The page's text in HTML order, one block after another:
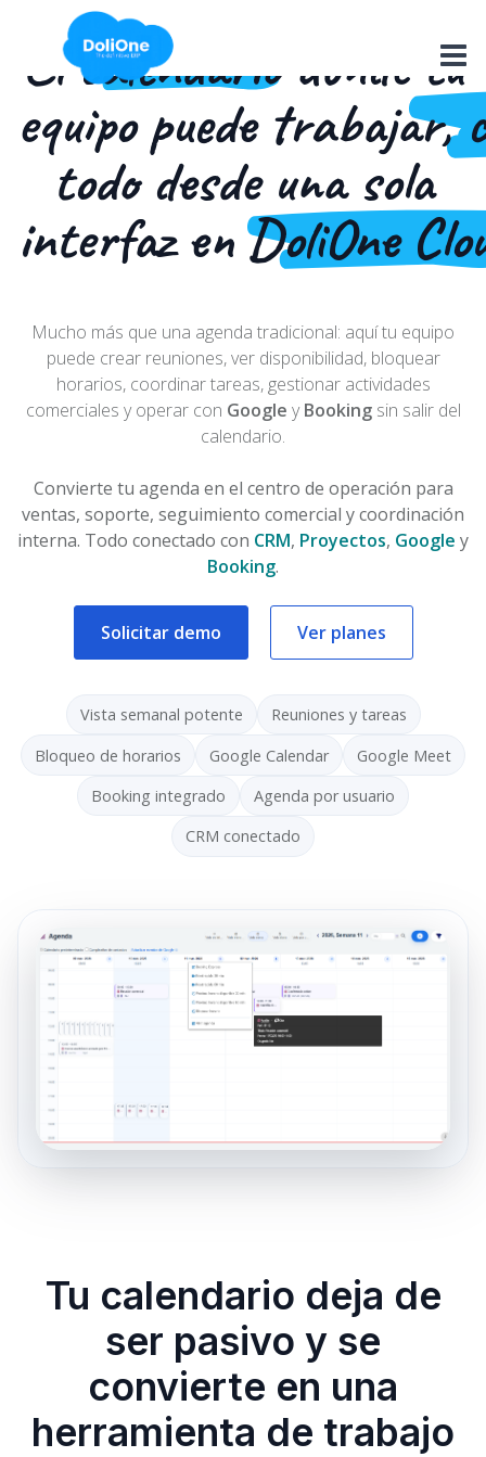
Ir al contenido
Elcalendariodonde tu
equipo puede trabajar,
todo desde una sola
interfaz enDoliOne
Mucho más que una agenda tradicional: aquí tu equipo
puede crear reuniones, ver disponibilidad, bloquear
horarios, coordinar tareas, gestionar actividades
comerciales y operar con Google yBookingsin salir del
calendario.
Convierte tu agenda en el centro de operación para
ventas, soporte, seguimiento comercial y coordinación
interna. Todo conectado con CRM, Proyectos, Google y
Booking.
Solicitar demo Ver planes
Vista semanal potente
Reuniones y tareas
Bloqueo de horarios
Google Calendar
Google Meet
Booking integrado
Agenda por usuario
CRM conectado
Tu calendario deja de
ser pasivo y se
convierte en una
herramienta de trabajo